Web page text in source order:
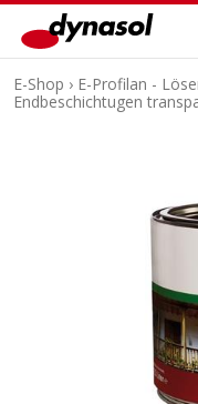
E-Shop › E-Profilan -
Endbeschichtugen